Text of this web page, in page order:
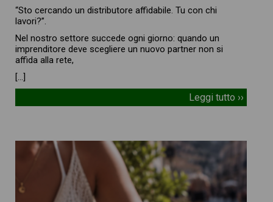
“Sto cercando un distributore affidabile. Tu con chi
lavori?”.
Nel nostro settore succede ogni giorno: quando un
imprenditore deve scegliere un nuovo partner non si
affida alla rete,
[…]
Leggi tutto ››